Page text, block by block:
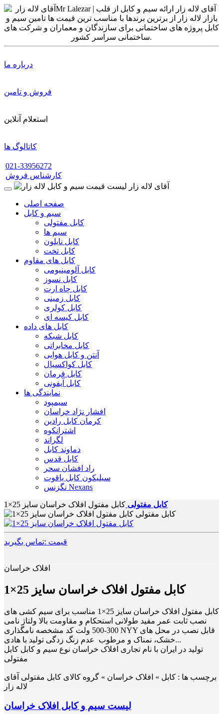
درباره ما
فروش و تامین
استعلام آنلاین
کاتالوگ ها
021-33956272
کارشناس فروش
صفحه اصلی
سیم و کابل
کابل مفتولی
سیم ها
کابل نایلون
کابل تخت
کابل های مقاوم
کابل آلومینیومی
کابل نسوز
کابل چاه ارت
کابل زمینی
کابل کولری
کابل کیسه ای
کابل های داده
کابل شبکه
کابل مخابراتی
آنتن و کابل هوایی
کابل کواکسیال
کابل فرمان
کابل آیفونی
نمایندگی ها
سیمپود
افشار نژاد خراسان
کرمان کابل رادین
اشترانکوه
لگراند
دماوند کابل
کابل قدس
راد افشان سحر
سیلیکون کابل یاقوت
نگزنس Nexans
کابل مفتولی کابل مفتول افلاک خراسان سایز 25×1
قیمت :تماس بگیرید
افلاک خراسان
کابل مفتول افلاک خراسان سایز 25×1
کابل مفتول افلاک خراسان سایز 25×1 مناسب برای سیم کشی های
نصب ثابت عمر مفید طولانی استحکام و مقاومت بالا ولتاژ نامی
300-500 ولت کد مشخصه نامگذاری NYY قابل نصب در محل های
خشک، نمناک و مرطوب عدم زنگ زدگی تولید با هادی...
تولید در ایران با نام تجاری افلاک خراسان نوع سیم و کابل کابل
مفتولی
برچسب ها : کابل » افلاک خراسان » گروه کالای کابل مفتولی آقای
لاله زار
لیست سیم و کابل افلاک خراسان